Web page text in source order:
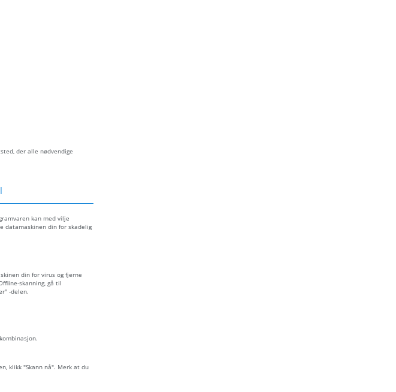
der alle nødvendige
kan med vilje
datamaskinen din for skadelig
din for virus og fjerne
skanning, gå til
-delen.
klikk "Skann nå". Merk at du